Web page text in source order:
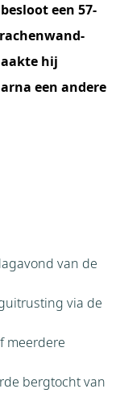
een 57-
hij
een andere
van de
via de
meerdere
bergtocht van